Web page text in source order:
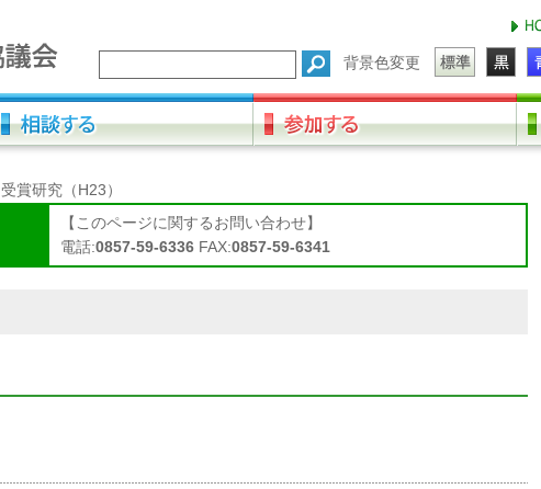
背景色変更
受賞研究（H23）
【このページに関するお問い合わせ】
電話:0857-59-6336 FAX:0857-59-6341